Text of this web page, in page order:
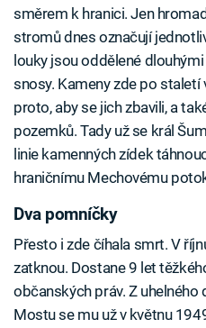
směrem k hranici. Jen
stromů dnes označují
louky jsou oddělené
snosy. Kameny zde po
proto, aby se jich zbavili, a
pozemků. Tady už se král
linie kamenných zídek
hraničnímu Mechovému
Dva pomníčky
Přesto i zde číhala smrt. V
zatknou. Dostane 9 let
občanských práv. Z uhelného
Mostu se mu už v květnu